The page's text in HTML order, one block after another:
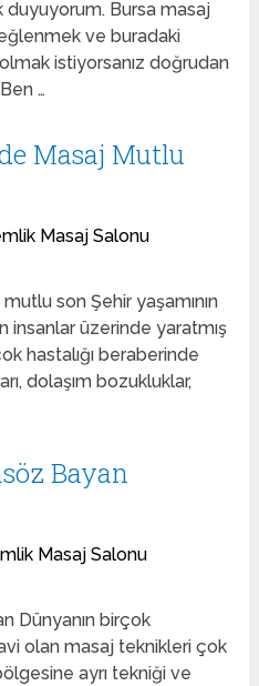
Bursa masaj
ve buradaki
istiyorsanız doğrudan
…
Masaj Mutlu
Masaj Salonu
son Şehir yaşamının
insanlar üzerinde yaratmış
hastalığı beraberinde
dolaşım bozukluklar,
Bayan
Masaj Salonu
Dünyanın birçok
olan masaj teknikleri çok
ayrı tekniği ve